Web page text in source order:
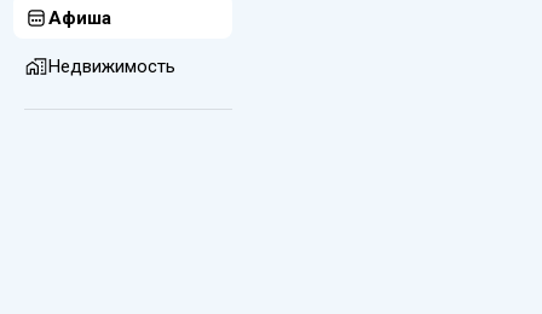
Афиша
Недвижимость